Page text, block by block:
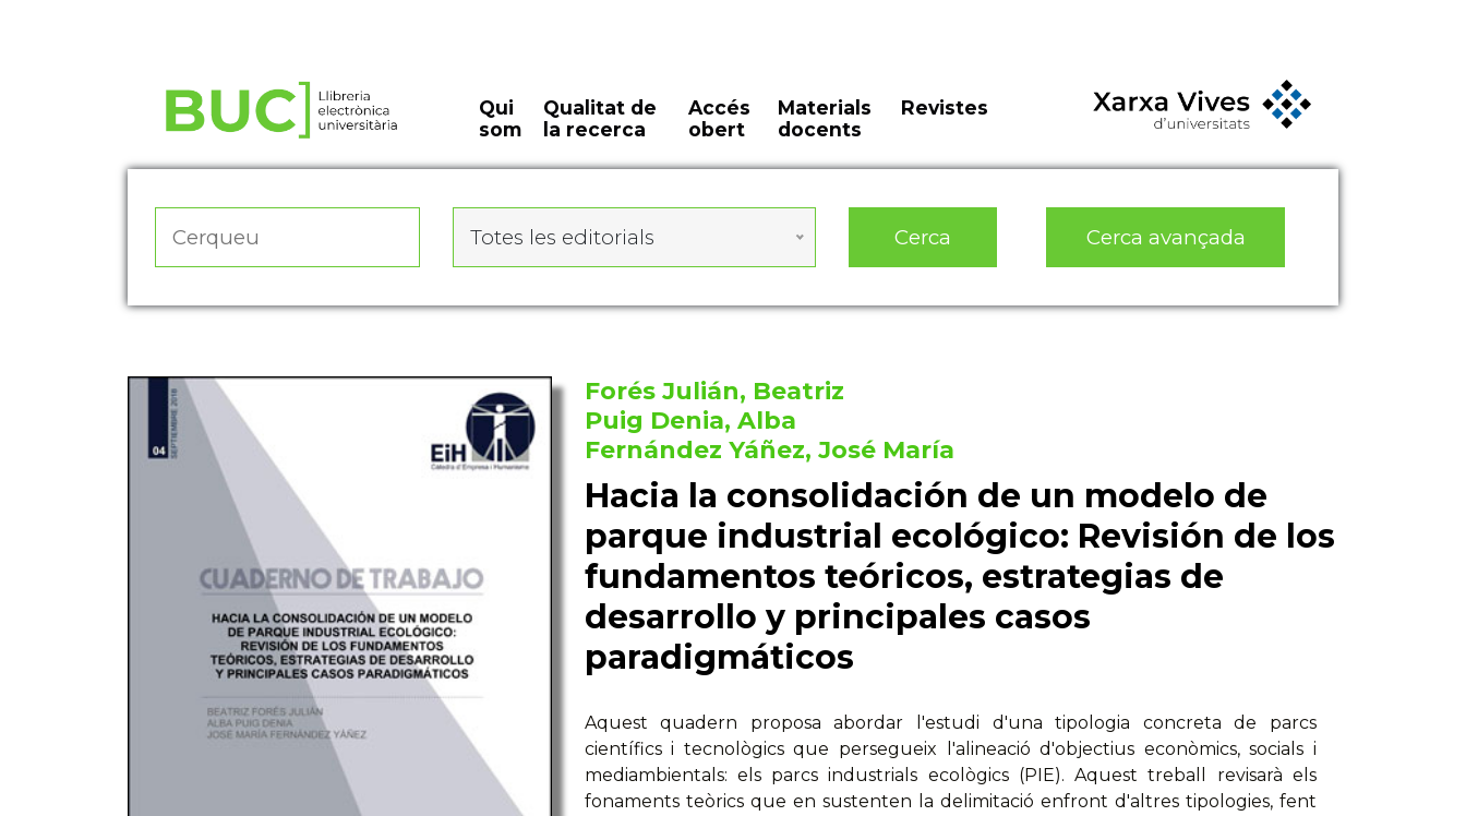
Qui
som
Qualitat de
la recerca
Accés
obert
Materials
docents
Revistes
Totes les editorials Cerca Cerca avançada
Forés Julián, Beatriz
Puig Denia, Alba
Fernández Yáñez, José María
Hacia la consolidación de un modelo de
parque industrial ecológico: Revisión de los
fundamentos teóricos, estrategias de
desarrollo y principales casos
paradigmáticos
Aquest quadern proposa abordar l'estudi d'una tipologia concreta de parcs
científics i tecnològics que persegueix l'alineació d'objectius econòmics, socials i
mediambientals: els parcs industrials ecològics (PIE). Aquest treball revisarà els
fonaments teòrics que en sustenten la delimitació enfront d'altres tipologies, fent